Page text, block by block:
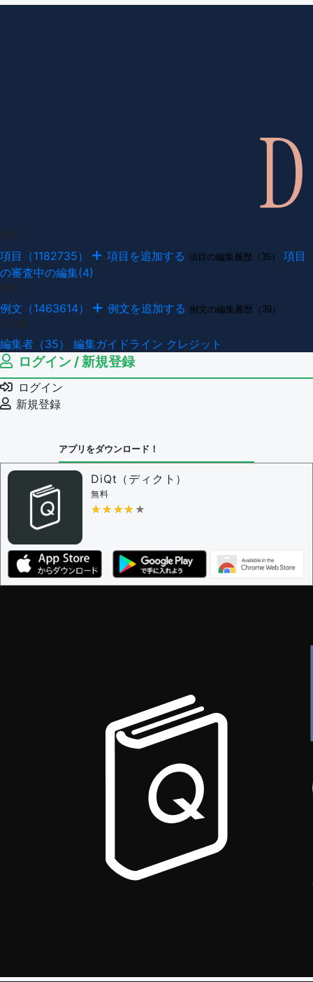
項目（1182735） 項目を追加する 項目の編集履歴（35）
項目
の審査中の編集(4)
例文（1463614） 例文を追加する 例文の編集履歴（39）
編集者（35） 編集ガイドライン クレジット
ログイン / 新規登録
ログイン
新規登録
アプリをダウンロード！
DiQt（ディクト）
無料
★★★★★
★★★★★